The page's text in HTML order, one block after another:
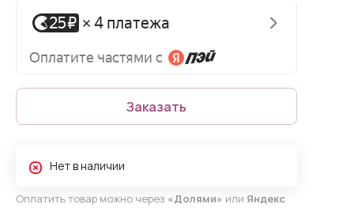
Заказать
Нет в наличии
Оплатить товар можно через «Долями» или Яндекс